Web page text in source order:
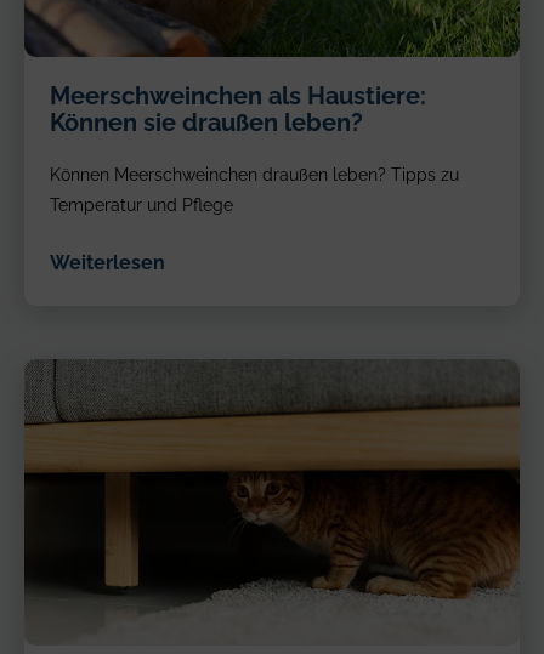
Meerschweinchen als Haustiere:
Können sie draußen leben?
Können Meerschweinchen draußen leben? Tipps zu
Temperatur und Pflege
Weiterlesen